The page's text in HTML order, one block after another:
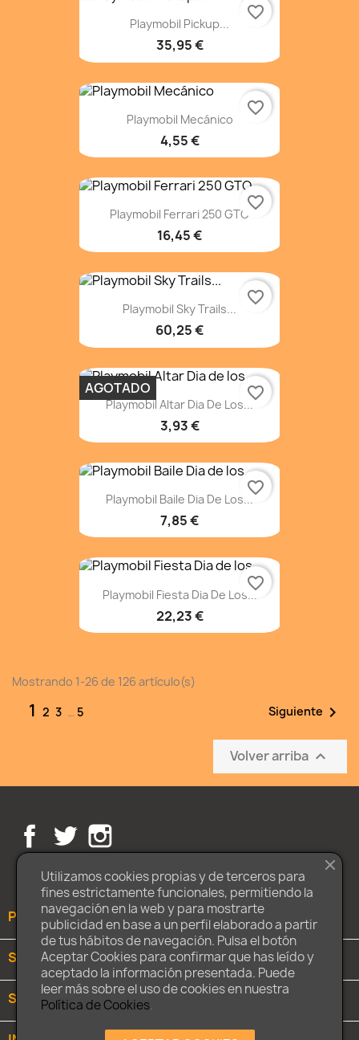
Playmobil Pickup...
35,95 €
favorite_border
Playmobil Mecánico
4,55 €
favorite_border
Playmobil Ferrari 250 GTO
16,45 €
favorite_border
Playmobil Sky Trails...
60,25 €
favorite_border
Playmobil Altar Dia De Los...
3,93 €
AGOTADO favorite_border
Playmobil Baile Dia De Los...
7,85 €
favorite_border
Playmobil Fiesta Dia De Los...
22,23 €
favorite_border
Mostrando 1-26 de 126 artículo(s)
1 2 3 … 5 Siguiente 
Volver arriba 
Facebook
Twitter
PRODUCTOS
SOBRE NOSOTROS
SU CUENTA
Utilizamos cookies propias y de terceros para
fines estrictamente funcionales, permitiendo la
navegación en la web y para mostrarte
publicidad en base a un perfil elaborado a partir
de tus hábitos de navegación. Pulsa el botón
Aceptar Cookies para confirmar que has leído y
aceptado la información presentada. Puede
leer más sobre el uso de cookies en nuestra
Política de Cookies.